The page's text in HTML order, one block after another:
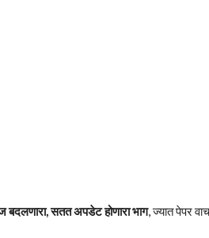
बदलणारा, सतत अपडेट होणारा भाग, ज्यात पेपर